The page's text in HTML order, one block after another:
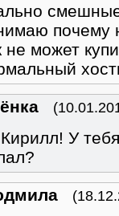
не может
У